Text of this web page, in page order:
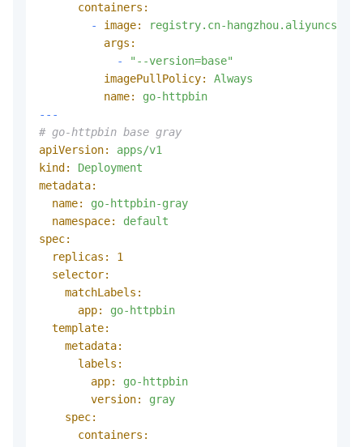
containers:
-
image:
registry.cn-
args:
-
"--version=base"
imagePullPolicy:
Always
name:
go-httpbin
---
# go-httpbin base gray
apiVersion:
apps/v1
kind:
Deployment
metadata:
name:
go-httpbin-gray
namespace:
default
spec:
replicas:
1
selector:
matchLabels:
app:
go-httpbin
template:
metadata:
labels:
app:
go-httpbin
version:
gray
spec:
containers: